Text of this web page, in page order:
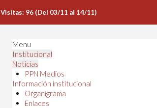
Visitas: 96 (Del 03/11 al 14/11)
Menu
Institucional
Noticias
PPN Medios
Información institucional
Organigrama
Enlaces